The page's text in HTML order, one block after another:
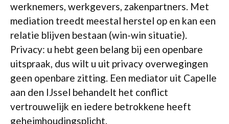
werknemers, werkgevers, zakenpartners. Met
mediation treedt meestal herstel op en kan een
relatie blijven bestaan (win-win situatie).
Privacy: u hebt geen belang bij een openbare
uitspraak, dus wilt u uit privacy overwegingen
geen openbare zitting. Een mediator uit Capelle
aan den IJssel behandelt het conflict
vertrouwelijk en iedere betrokkene heeft
geheimhoudingsplicht.